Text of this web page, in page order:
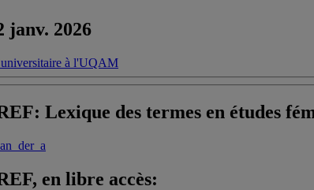
janv. 2026
Lexique des termes en études
en libre accès: